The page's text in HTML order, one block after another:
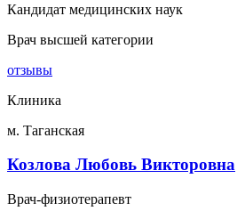
Кандидат медицинских наук
Врач высшей категории
отзывы
Клиника
м. Таганская
Козлова Любовь Викторовна
Врач-физиотерапевт